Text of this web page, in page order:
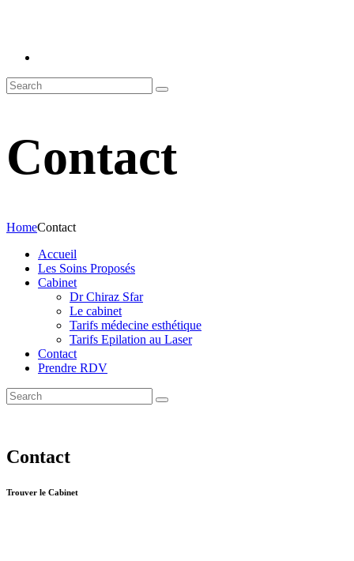
Contact
HomeContact
Accueil
Les Soins Proposés
Cabinet
Dr Chiraz Sfar
Le cabinet
Tarifs médecine esthétique
Tarifs Epilation au Laser
Contact
Prendre RDV
Contact
Trouver le Cabinet